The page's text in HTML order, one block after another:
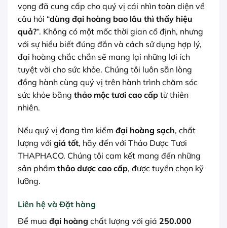
vọng đã cung cấp cho quý vị cái nhìn toàn diện về
câu hỏi “dùng đại hoàng bao lâu thì thấy hiệu
quả?“. Không có một mốc thời gian cố định, nhưng
với sự hiểu biết đúng đắn và cách sử dụng hợp lý,
đại hoàng chắc chắn sẽ mang lại những lợi ích
tuyệt vời cho sức khỏe. Chúng tôi luôn sẵn lòng
đồng hành cùng quý vị trên hành trình chăm sóc
sức khỏe bằng thảo mộc tươi cao cấp từ thiên
nhiên.
Nếu quý vị đang tìm kiếm đại hoàng sạch, chất
lượng với giá tốt, hãy đến với Thảo Dược Tươi
THAPHACO. Chúng tôi cam kết mang đến những
sản phẩm thảo dược cao cấp, được tuyển chọn kỹ
lưỡng.
Liên hệ và Đặt hàng
Để mua đại hoàng chất lượng với giá 250.000